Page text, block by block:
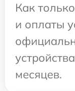
Как
и оплаты
месяцев.